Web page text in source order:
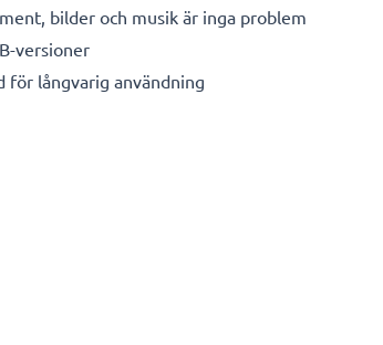
bilder och musik är inga problem
versioner
för långvarig användning